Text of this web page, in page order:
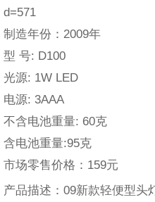
d=571
制造年份：2009年
型 号: D100
光源: 1W LED
电源: 3AAA
不含电池重量: 60克
含电池重量:95克
市场零售价格：159元
产品描述：09新款轻便型头